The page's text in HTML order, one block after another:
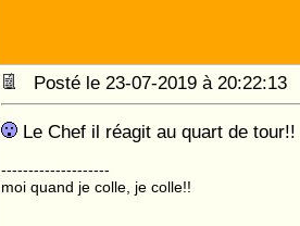
Posté le 23-07-2019 à
Le Chef il réagit au quart de tour!!
--------------------
moi quand je colle, je colle!!